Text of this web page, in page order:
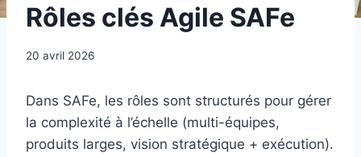
Rôles clés Agile SAFe
20 avril 2026
Dans SAFe, les rôles sont structurés pour gérer
la complexité à l’échelle (multi-équipes,
produits larges, vision stratégique + exécution).